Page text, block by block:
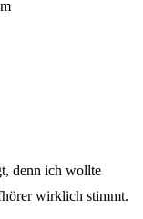
denn ich wollte
wirklich stimmt.